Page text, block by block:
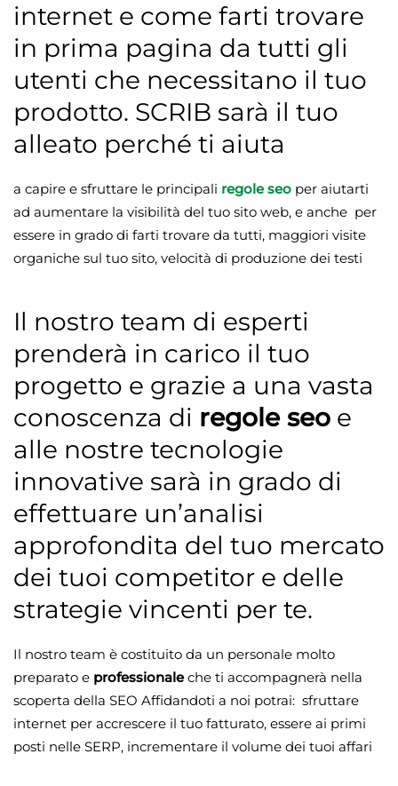
internet e come farti trovare
in prima pagina da tutti gli
utenti che necessitano il tuo
prodotto. SCRIB sarà il tuo
alleato perché ti aiuta
a capire e sfruttare le principali regole seo per aiutarti
ad aumentare la visibilità del tuo sito web, e anche per
essere in grado di farti trovare da tutti, maggiori visite
organiche sul tuo sito, velocità di produzione dei testi
Il nostro team di esperti
prenderà in carico il tuo
progetto e grazie a una vasta
conoscenza di regole seo e
alle nostre tecnologie
innovative sarà in grado di
effettuare un’analisi
approfondita del tuo mercato
dei tuoi competitor e delle
strategie vincenti per te.
Il nostro team è costituito da un personale molto
preparato e professionaleche ti accompagnerà nella
scoperta della SEO Affidandoti a noi potrai: sfruttare
internet per accrescere il tuo fatturato, essere ai primi
posti nelle SERP, incrementare il volume dei tuoi affari